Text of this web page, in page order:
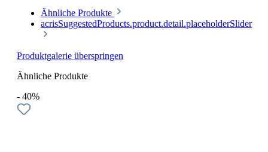
Ähnliche Produkte
acrisSuggestedProducts.product.detail.placeholderSlider
Produktgalerie überspringen
Ähnliche Produkte
- 40%